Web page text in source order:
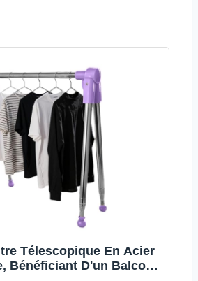
Télescopique En Acier
Bénéficiant D'un Balcon